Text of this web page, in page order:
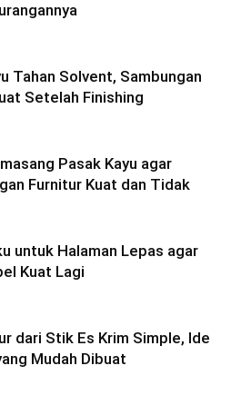
Tahan Solvent, Sambungan
Setelah Finishing
Pasak Kayu agar
Furnitur Kuat dan Tidak
untuk Halaman Lepas agar
Kuat Lagi
dari Stik Es Krim Simple, Ide
Mudah Dibuat